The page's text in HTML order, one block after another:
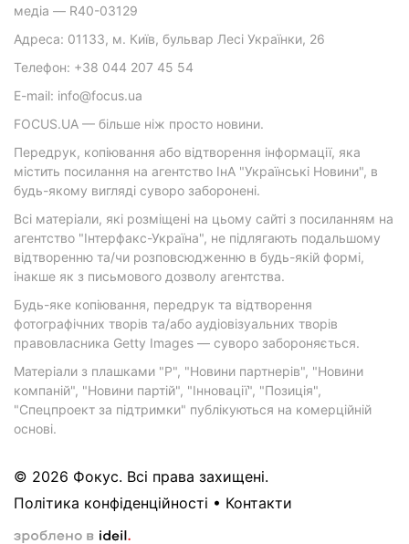
медіа — R40-03129
Адреса: 01133, м. Київ, бульвар Лесі Українки, 26
Телефон: +38 044 207 45 54
E-mail: info@focus.ua
FOCUS.UA — більше ніж просто новини.
Передрук, копіювання або відтворення інформації, яка
містить посилання на агентство ІнА "Українські Новини", в
будь-якому вигляді суворо заборонені.
Всі матеріали, які розміщені на цьому сайті з посиланням на
агентство "Інтерфакс-Україна", не підлягають подальшому
відтворенню та/чи розповсюдженню в будь-якій формі,
інакше як з письмового дозволу агентства.
Будь-яке копіювання, передрук та відтворення
фотографічних творів та/або аудіовізуальних творів
правовласника Getty Images — суворо забороняється.
Матеріали з плашками "Р", "Новини партнерів", "Новини
компаній", "Новини партій", "Інновації", "Позиція",
"Спецпроект за підтримки" публікуються на комерційній
основі.
© 2026 Фокус. Всі права захищені.
Політика конфіденційності • Контакти